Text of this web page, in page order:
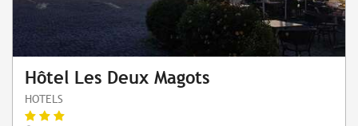
Hôtel Les Deux Magots
HOTELS